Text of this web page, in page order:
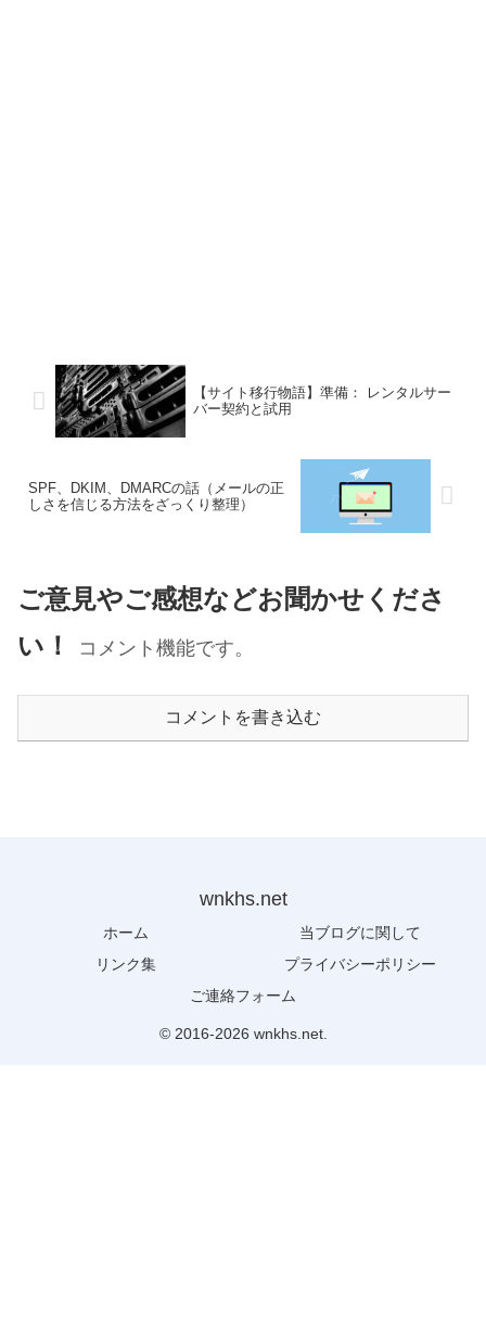
【サイト移行物語】準備： レンタルサー
バー契約と試用
SPF、DKIM、DMARCの話（メールの正
しさを信じる方法をざっくり整理）
ご意見やご感想などお聞かせくださ
い！
コメント機能です。
コメントを書き込む
wnkhs.net
ホーム
当ブログに関して
リンク集
プライバシーポリシー
ご連絡フォーム
© 2016-2026 wnkhs.net.